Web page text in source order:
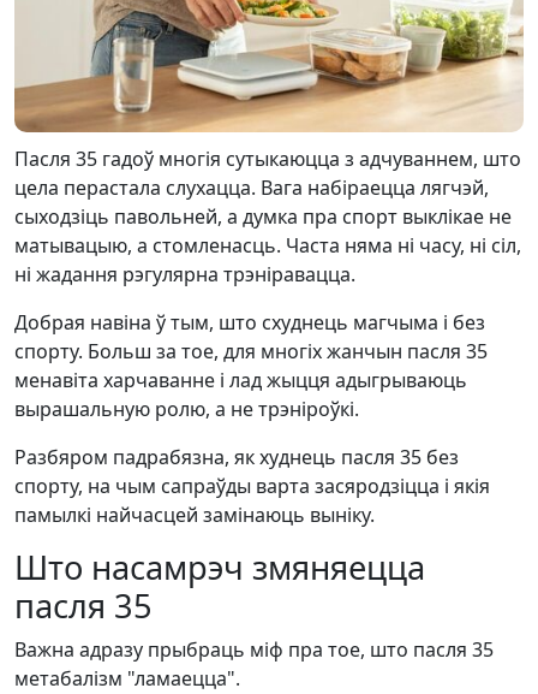
Пасля 35 гадоў многія сутыкаюцца з адчуваннем, што
цела перастала слухацца. Вага набіраецца лягчэй,
сыходзіць павольней, а думка пра спорт выклікае не
матывацыю, а стомленасць. Часта няма ні часу, ні сіл,
ні жадання рэгулярна трэніравацца.
Добрая навіна ў тым, што схуднець магчыма і без
спорту. Больш за тое, для многіх жанчын пасля 35
менавіта харчаванне і лад жыцця адыгрываюць
вырашальную ролю, а не трэніроўкі.
Разбяром падрабязна, як худнець пасля 35 без
спорту, на чым сапраўды варта засяродзіцца і якія
памылкі найчасцей замінаюць выніку.
Што насамрэч змяняецца
пасля 35
Важна адразу прыбраць міф пра тое, што пасля 35
метабалізм "ламаецца".